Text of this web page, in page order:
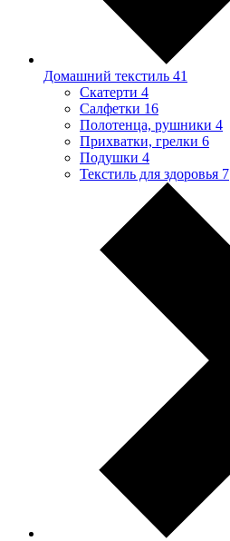
Домашний текстиль 41
Скатерти 4
Салфетки 16
Полотенца, рушники 4
Прихватки, грелки 6
Подушки 4
Текстиль для здоровья 7